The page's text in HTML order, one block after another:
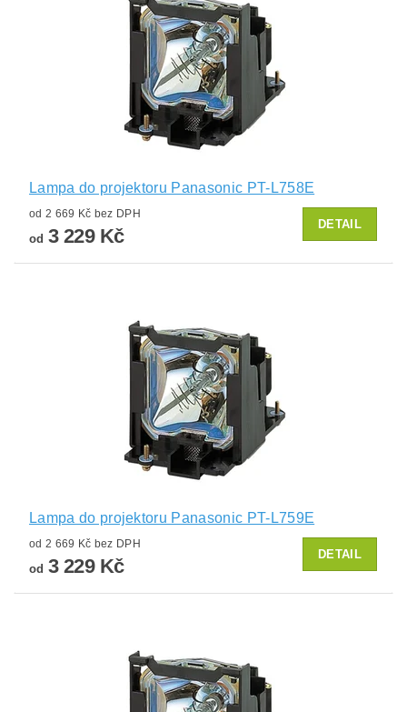
Lampa do projektoru Panasonic PT-L758E
od 2 669 Kč bez DPH
od 3 229 Kč
DETAIL
Lampa do projektoru Panasonic PT-L759E
od 2 669 Kč bez DPH
od 3 229 Kč
DETAIL